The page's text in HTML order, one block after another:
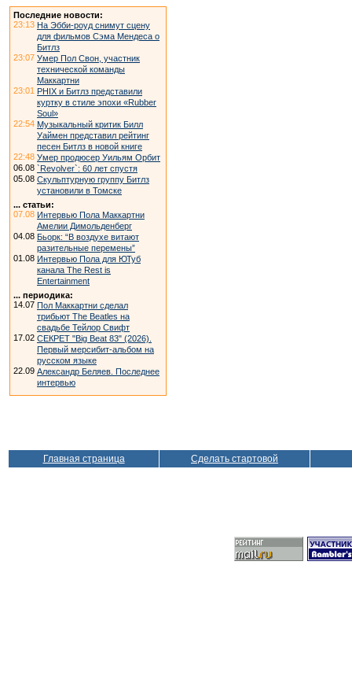
Последние новости:
23:13 На Эбби-роуд снимут сцену
для фильмов Сэма Мендеса о
Битлз
23:07 Умер Пол Свон, участник
технической команды
Маккартни
23:01 PHIX и Битлз представили
куртку в стиле эпохи «Rubber
Soul»
22:54 Музыкальный критик Билл
Уаймен представил рейтинг
песен Битлз в новой книге
22:48 Умер продюсер Уильям Орбит
06.08 `Revolver`: 60 лет спустя
05.08 Скульптурную группу Битлз
установили в Томске
... статьи:
07.08 Интервью Пола Маккартни
Амелии Димольденберг
04.08 Бьорк: “В воздухе витают
разительные перемены”
01.08 Интервью Пола для ЮТуб
канала The Rest is
Entertainment
... периодика:
14.07 Пол Маккартни сделал
трибьют The Beatles на
свадьбе Тейлор Свифт
17.02 СЕКРЕТ "Big Beat 83" (2026).
Первый мерсибит-альбом на
русском языке
22.09 Александр Беляев. Последнее
интервью
Главная страница Сделать стартовой